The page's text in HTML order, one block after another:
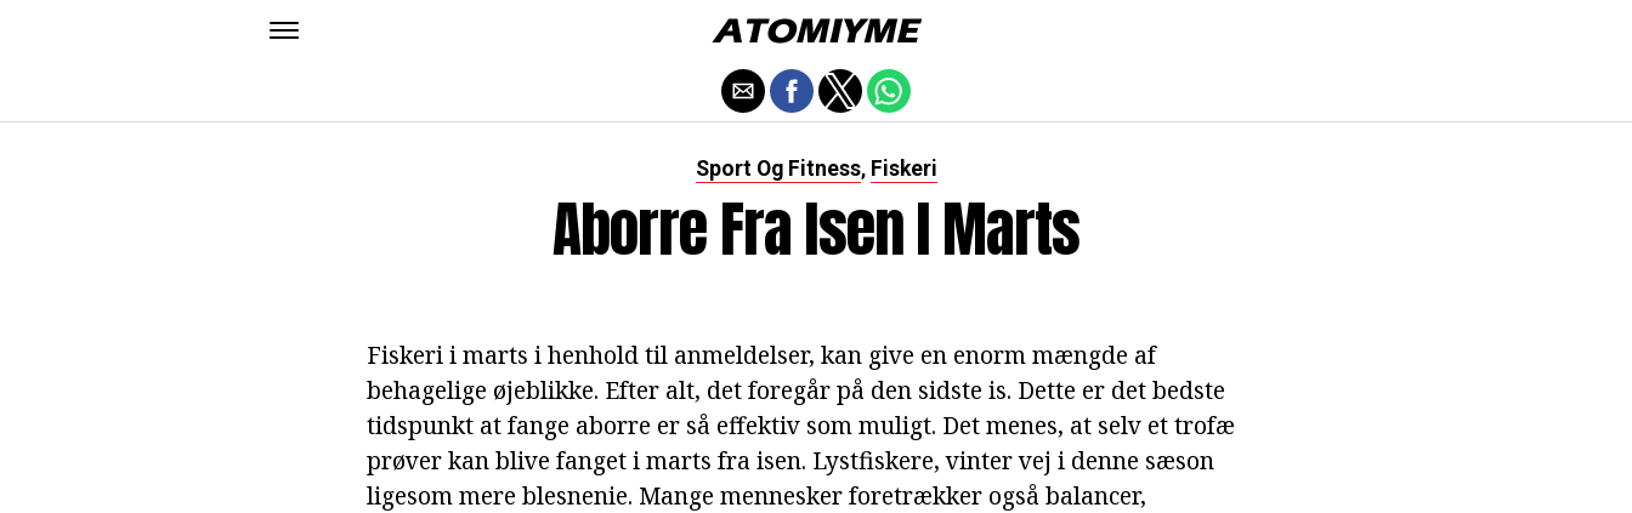
Sport Og Fitness, Fiskeri
Aborre Fra Isen I Marts
Fiskeri i marts i henhold til anmeldelser, kan give en enorm mængde af
behagelige øjeblikke. Efter alt, det foregår på den sidste is. Dette er det bedste
tidspunkt at fange aborre er så effektiv som muligt. Det menes, at selv et trofæ
prøver kan blive fanget i marts fra isen. Lystfiskere, vinter vej i denne sæson
ligesom mere blesnenie. Mange mennesker foretrækker også balancer,